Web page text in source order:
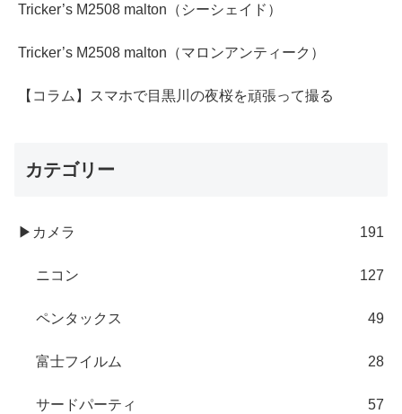
Tricker’s M2508 malton（シーシェイド）
Tricker’s M2508 malton（マロンアンティーク）
【コラム】スマホで目黒川の夜桜を頑張って撮る
カテゴリー
▶カメラ 191
ニコン 127
ペンタックス 49
富士フイルム 28
サードパーティ 57